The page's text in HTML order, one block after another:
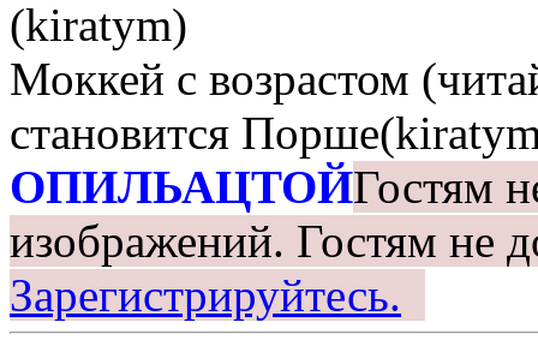
(kiratym)
Моккей с возрастом
становится
ОПИЛЬАЦТОЙГостям
изображений. Гостям не
Зарегистрируйтесь.